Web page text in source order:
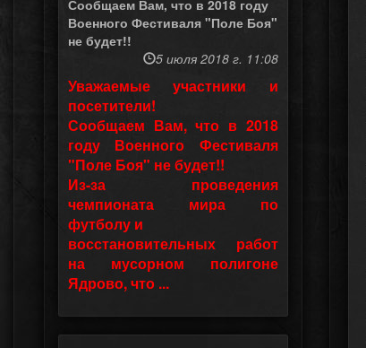
Сообщаем Вам, что в 2018 году
Военного Фестиваля "Поле Боя"
не будет!!
5 июля 2018 г. 11:08
Уважаемые участники и
посетители!
Сообщаем Вам, что в 2018
году Военного Фестиваля
"Поле Боя" не будет!!
Из-за проведения
чемпионата мира по
футболу и
восстановительных работ
на мусорном полигоне
Ядрово, что ...